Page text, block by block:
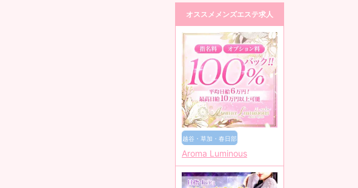
オススメメンズエステ求人
越谷・草加・春日部
Aroma Luminous